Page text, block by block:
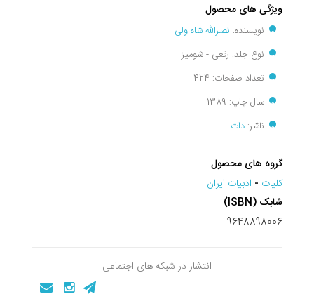
ویژگی های محصول
نویسنده: نصرالله شاه ولی
نوع جلد: رقعی - شومیز
تعداد صفحات: 424
سال چاپ: 1389
ناشر: دات
گروه های محصول
کليات - ادبیات ایران
شابک (ISBN)
9648898006
انتشار در شبکه های اجتماعی